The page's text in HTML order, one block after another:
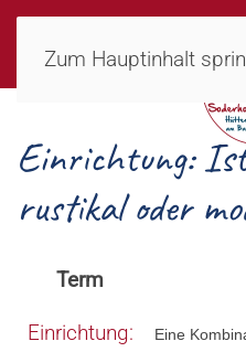
Zum Hauptinhalt
Einrichtung:
rustikal oder
Term
Einrichtung:
Eine